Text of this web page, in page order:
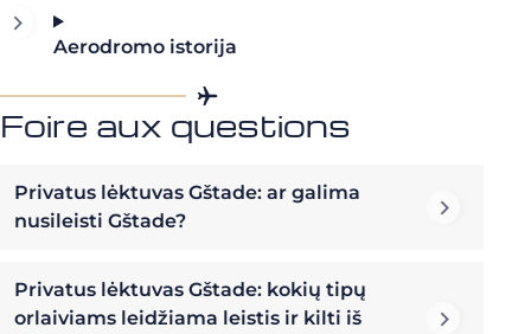
Aerodromo istorija
Foire aux questions
Privatus lėktuvas Gštade: ar galima
nusileisti Gštade?
Privatus lėktuvas Gštade: kokių tipų
orlaiviams leidžiama leistis ir kilti iš